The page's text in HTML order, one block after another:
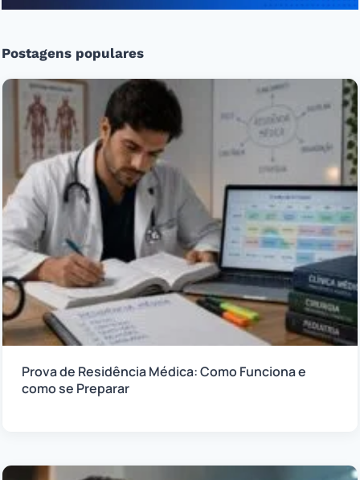
Postagens populares
Prova de Residência Médica: Como Funciona e
como se Preparar